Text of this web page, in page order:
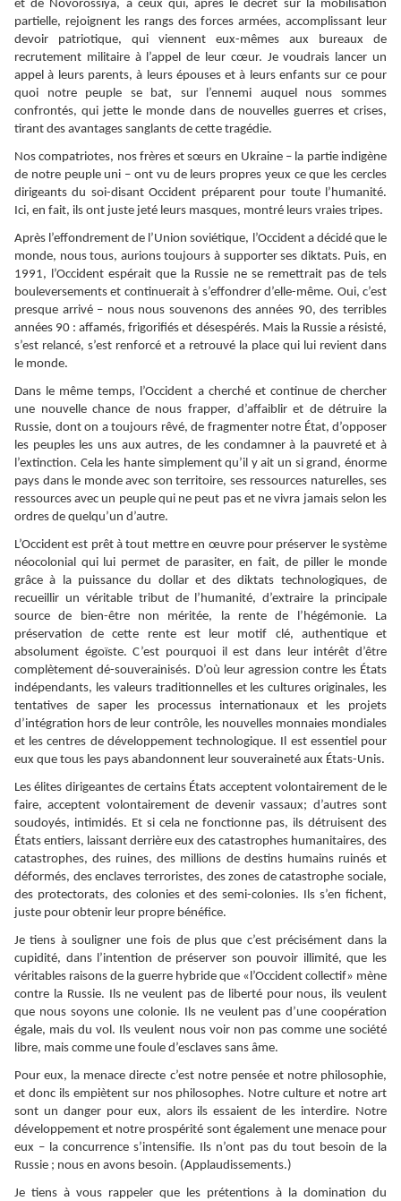
et de Novorossiya, à ceux qui, après le décret sur la mobilisation
partielle, rejoignent les rangs des forces armées, accomplissant leur
devoir patriotique, qui viennent eux-mêmes aux bureaux de
recrutement militaire à l’appel de leur cœur. Je voudrais lancer un
appel à leurs parents, à leurs épouses et à leurs enfants sur ce pour
quoi notre peuple se bat, sur l’ennemi auquel nous sommes
confrontés, qui jette le monde dans de nouvelles guerres et crises,
tirant des avantages sanglants de cette tragédie.
Nos compatriotes, nos frères et sœurs en Ukraine – la partie indigène
de notre peuple uni – ont vu de leurs propres yeux ce que les cercles
dirigeants du soi-disant Occident préparent pour toute l’humanité.
Ici, en fait, ils ont juste jeté leurs masques, montré leurs vraies tripes.
Après l’effondrement de l’Union soviétique, l’Occident a décidé que le
monde, nous tous, aurions toujours à supporter ses diktats. Puis, en
1991, l’Occident espérait que la Russie ne se remettrait pas de tels
bouleversements et continuerait à s’effondrer d’elle-même. Oui, c’est
presque arrivé – nous nous souvenons des années 90, des terribles
années 90 : affamés, frigorifiés et désespérés. Mais la Russie a résisté,
s’est relancé, s’est renforcé et a retrouvé la place qui lui revient dans
le monde.
Dans le même temps, l’Occident a cherché et continue de chercher
une nouvelle chance de nous frapper, d’affaiblir et de détruire la
Russie, dont on a toujours rêvé, de fragmenter notre État, d’opposer
les peuples les uns aux autres, de les condamner à la pauvreté et à
l’extinction. Cela les hante simplement qu’il y ait un si grand, énorme
pays dans le monde avec son territoire, ses ressources naturelles, ses
ressources avec un peuple qui ne peut pas et ne vivra jamais selon les
ordres de quelqu’un d’autre.
L’Occident est prêt à tout mettre en œuvre pour préserver le système
néocolonial qui lui permet de parasiter, en fait, de piller le monde
grâce à la puissance du dollar et des diktats technologiques, de
recueillir un véritable tribut de l’humanité, d’extraire la principale
source de bien-être non méritée, la rente de l’hégémonie. La
préservation de cette rente est leur motif clé, authentique et
absolument égoïste. C’est pourquoi il est dans leur intérêt d’être
complètement dé-souverainisés. D’où leur agression contre les États
indépendants, les valeurs traditionnelles et les cultures originales, les
tentatives de saper les processus internationaux et les projets
d’intégration hors de leur contrôle, les nouvelles monnaies mondiales
et les centres de développement technologique. Il est essentiel pour
eux que tous les pays abandonnent leur souveraineté aux États-Unis.
Les élites dirigeantes de certains États acceptent volontairement de le
faire, acceptent volontairement de devenir vassaux; d’autres sont
soudoyés, intimidés. Et si cela ne fonctionne pas, ils détruisent des
États entiers, laissant derrière eux des catastrophes humanitaires, des
catastrophes, des ruines, des millions de destins humains ruinés et
déformés, des enclaves terroristes, des zones de catastrophe sociale,
des protectorats, des colonies et des semi-colonies. Ils s’en fichent,
juste pour obtenir leur propre bénéfice.
Je tiens à souligner une fois de plus que c’est précisément dans la
cupidité, dans l’intention de préserver son pouvoir illimité, que les
véritables raisons de la guerre hybride que «l’Occident collectif» mène
contre la Russie. Ils ne veulent pas de liberté pour nous, ils veulent
que nous soyons une colonie. Ils ne veulent pas d’une coopération
égale, mais du vol. Ils veulent nous voir non pas comme une société
libre, mais comme une foule d’esclaves sans âme.
Pour eux, la menace directe c’est notre pensée et notre philosophie,
et donc ils empiètent sur nos philosophes. Notre culture et notre art
sont un danger pour eux, alors ils essaient de les interdire. Notre
développement et notre prospérité sont également une menace pour
eux – la concurrence s’intensifie. Ils n’ont pas du tout besoin de la
Russie ; nous en avons besoin. (Applaudissements.)
Je tiens à vous rappeler que les prétentions à la domination du